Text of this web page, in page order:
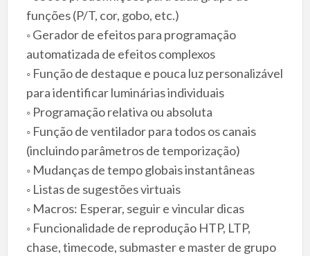
funções (P/T, cor, gobo, etc.)
◦ Gerador de efeitos para programação
automatizada de efeitos complexos
◦ Função de destaque e pouca luz personalizável
para identificar luminárias individuais
◦ Programação relativa ou absoluta
◦ Função de ventilador para todos os canais
(incluindo parâmetros de temporização)
◦ Mudanças de tempo globais instantâneas
◦ Listas de sugestões virtuais
◦ Macros: Esperar, seguir e vincular dicas
◦ Funcionalidade de reprodução HTP, LTP,
chase, timecode, submaster e master de grupo